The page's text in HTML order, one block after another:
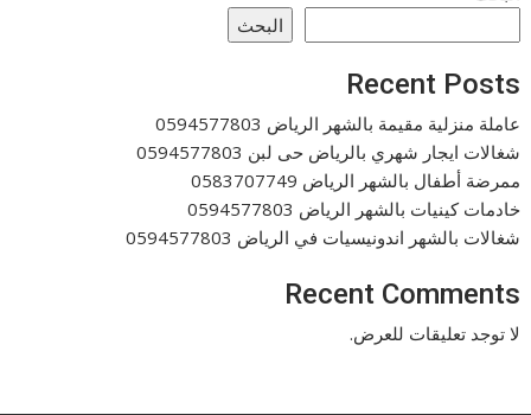
البحث
Recent Posts
عاملة منزلية مقيمة بالشهر الرياض 0594577803
شغالات ايجار شهري بالرياض حى لبن 0594577803
ممرضة أطفال بالشهر الرياض 0583707749
خادمات كينيات بالشهر الرياض 0594577803
شغالات بالشهر اندونيسيات في الرياض 0594577803
Recent Comments
لا توجد تعليقات للعرض.